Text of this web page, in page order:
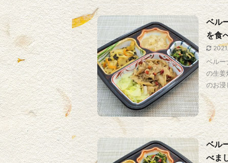
ベル
を食
ベルー
の生姜
のお浸
ベル
べま